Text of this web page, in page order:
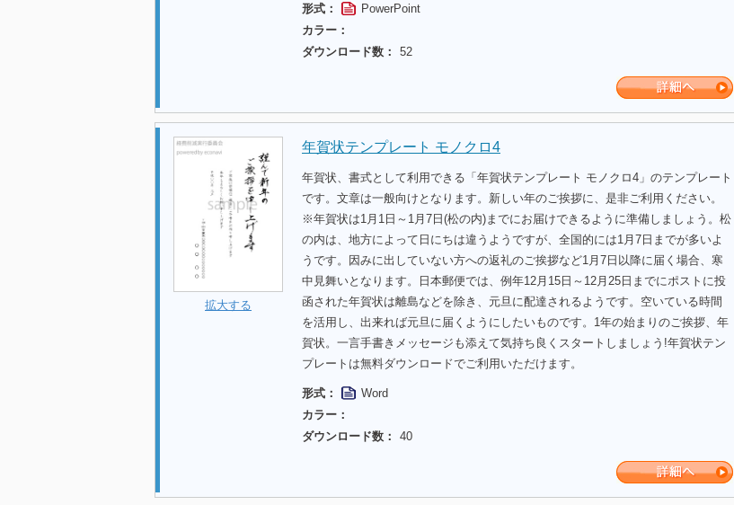
形式：
PowerPoint
カラー：
ダウンロード数：
52
拡大する
年賀状テンプレート モノクロ4
年賀状、書式として利用できる「年賀状テンプレート モノクロ4」のテンプレート
です。文章は一般向けとなります。新しい年のご挨拶に、是非ご利用ください。
※年賀状は1月1日～1月7日(松の内)までにお届けできるように準備しましょう。松
の内は、地方によって日にちは違うようですが、全国的には1月7日までが多いよ
うです。因みに出していない方への返礼のご挨拶など1月7日以降に届く場合、寒
中見舞いとなります。日本郵便では、例年12月15日～12月25日までにポストに投
函された年賀状は離島などを除き、元旦に配達されるようです。空いている時間
を活用し、出来れば元旦に届くようにしたいものです。1年の始まりのご挨拶、年
賀状。一言手書きメッセージも添えて気持ち良くスタートしましょう!年賀状テン
プレートは無料ダウンロードでご利用いただけます。
形式：
Word
カラー：
ダウンロード数：
40